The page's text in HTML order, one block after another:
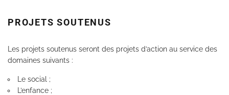
PROJETS SOUTENUS
Les projets soutenus seront des projets d’action au service des
domaines suivants :
Le social ;
L’enfance ;